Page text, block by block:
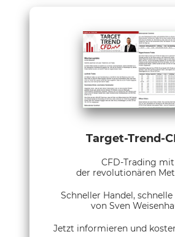
Target-Trend-
CFD-Trading mit
der revolutionären
Schneller Handel, schnelle
von Sven
Jetzt informieren und